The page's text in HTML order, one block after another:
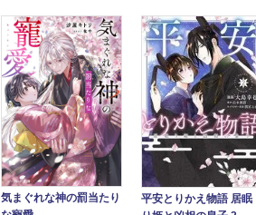
気まぐれな神の罰当たり
平安とりかえ物語 居眠